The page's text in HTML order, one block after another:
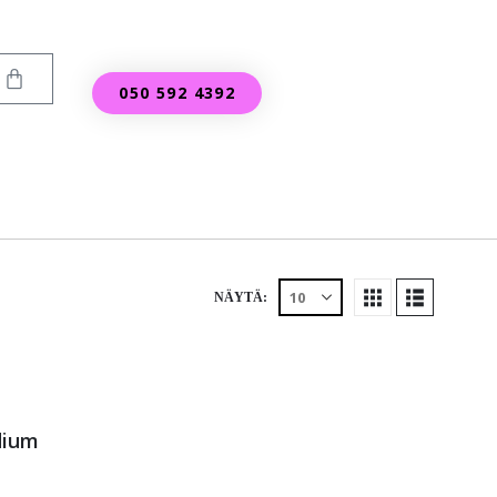
050 592 4392
NÄYTÄ: